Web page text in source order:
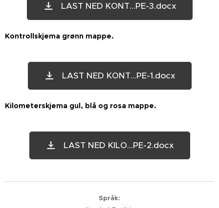
LAST NED KONT...PE-3.docx
Kontrollskjema grønn mappe.
LAST NED KONT...PE-1.docx
Kilometerskjema gul, blå og rosa mappe.
LAST NED KILO...PE-2.docx
Språk